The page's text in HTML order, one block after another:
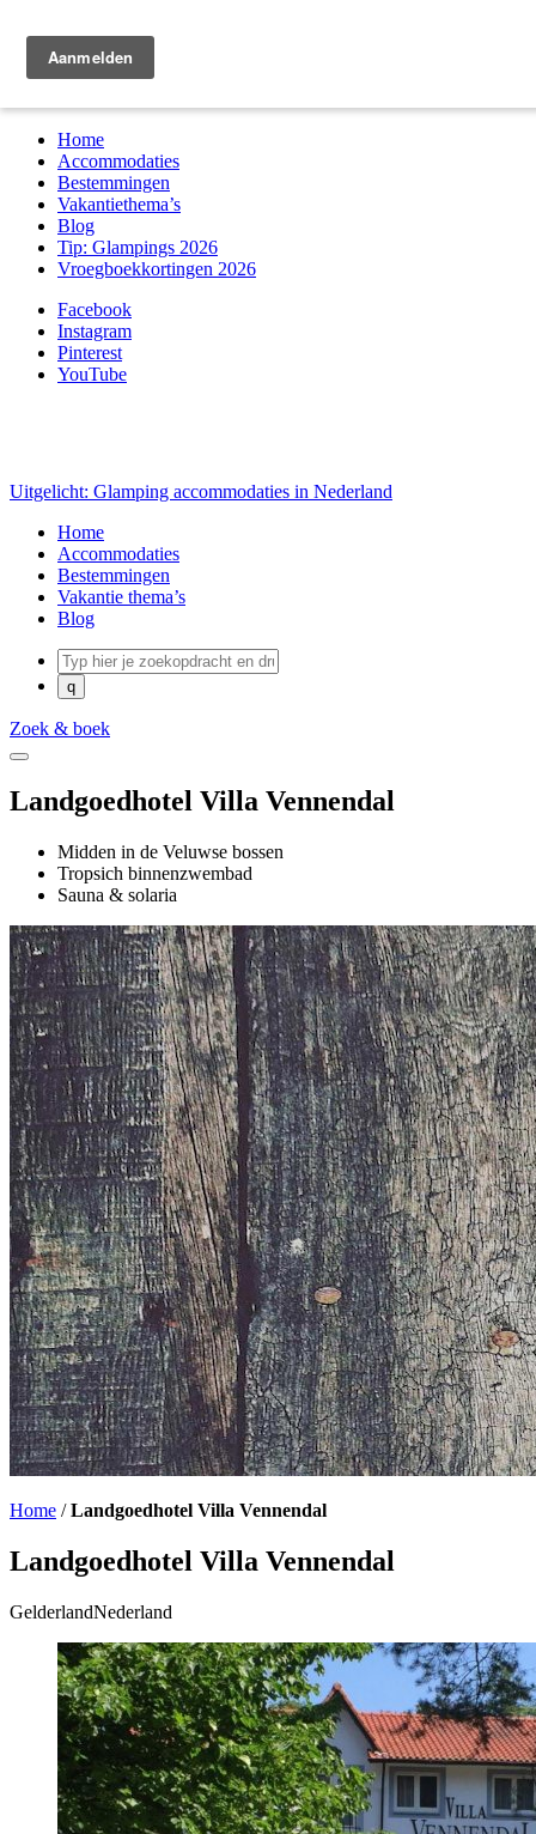
Home
Accommodaties
Bestemmingen
Vakantiethema’s
Blog
Tip: Glampings 2026
Vroegboekkortingen 2026
Facebook
Instagram
Pinterest
YouTube
Uitgelicht: Glamping accommodaties in Nederland
Home
Accommodaties
Bestemmingen
Vakantie thema’s
Blog
Zoek & boek
Landgoedhotel Villa Vennendal
Midden in de Veluwse bossen
Tropsich binnenzwembad
Sauna & solaria
Home /Landgoedhotel Villa Vennendal
Landgoedhotel Villa Vennendal
GelderlandNederland